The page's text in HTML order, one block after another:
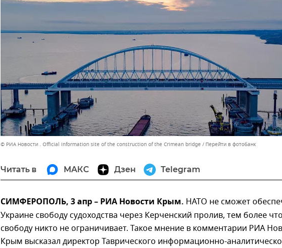
© РИА Новости . Official information site of the construction of the Crimean bridge Перейти в фотобанк
Читать в МАКС Дзен Telegram
СИМФЕРОПОЛЬ, 3 апр – РИА Новости Крым. НАТО не сможет
Украине свободу судоходства через Керченский пролив, тем более
свободу никто не ограничивает. Такое мнение в комментарии РИА
Крым высказал директор Таврического информационно-